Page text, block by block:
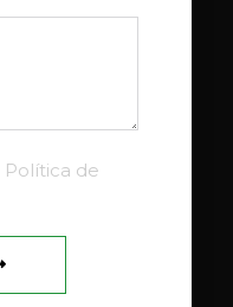
Política de